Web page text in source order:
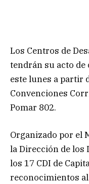
Los Centros de
tendrán su acto
este lunes a partir
Convenciones
Pomar 802.
Organizado por el
la Dirección de los
los 17 CDI de
reconocimientos